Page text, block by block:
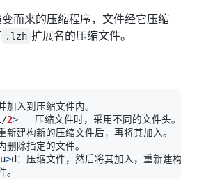
而来的压缩程序，文件经它压缩
.lzh 扩展名的压缩文件。
2>
>